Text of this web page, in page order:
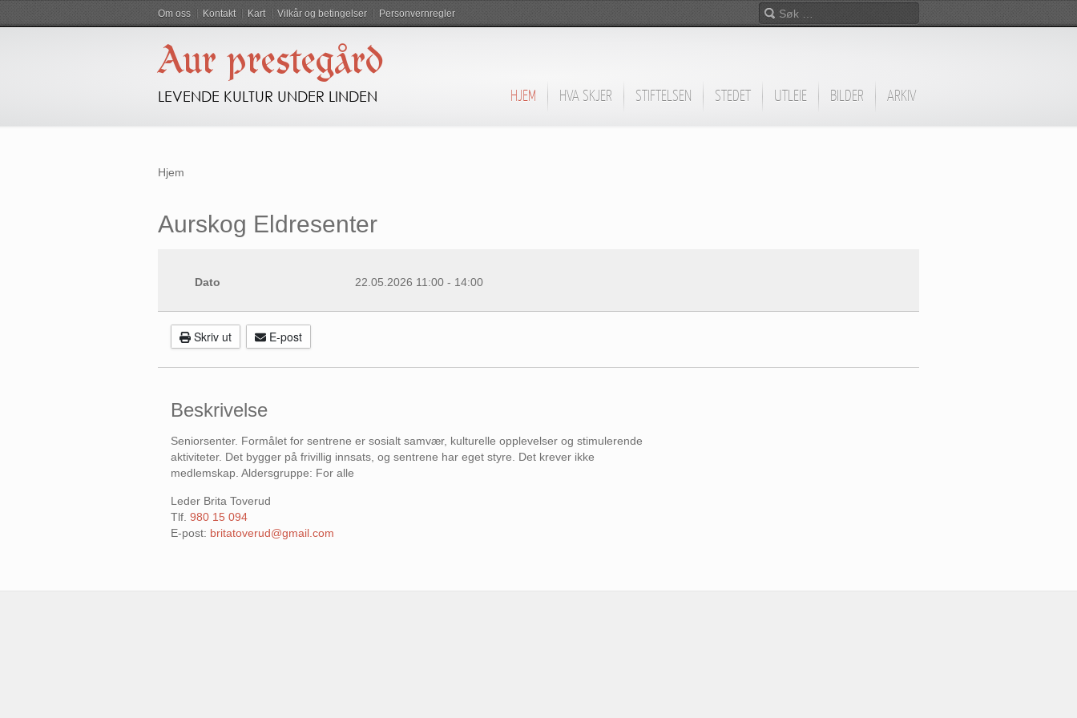
Om oss Kontakt Kart Vilkår og betingelser Personvernregler
Aur prestegård
LEVENDE KULTUR UNDER LINDEN HJEM HVA SKJER STIFTELSEN STEDET UTLEIE BILDER ARKIV
Hjem
Aurskog Eldresenter
Dato 22.05.2026 11:00 - 14:00
Skriv ut E-post
Beskrivelse
Seniorsenter. Formålet for sentrene er sosialt samvær, kulturelle opplevelser og stimulerende
aktiviteter. Det bygger på frivillig innsats, og sentrene har eget styre. Det krever ikke
medlemskap. Aldersgruppe: For alle
Leder Brita Toverud
Tlf. 980 15 094
E-post: britatoverud@gmail.com